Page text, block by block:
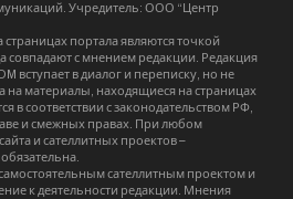
Учредитель: ООО “Центр
портала являются точкой
совпадают с мнением редакции. Редакция
вступает в диалог и переписку, но не
на материалы, находящиеся на страницах
в соответствии с законодательством РФ,
и смежных правах. При любом
и сателлитных проектов –
обязательна.
сателлитным проектом и
к деятельности редакции. Мнения